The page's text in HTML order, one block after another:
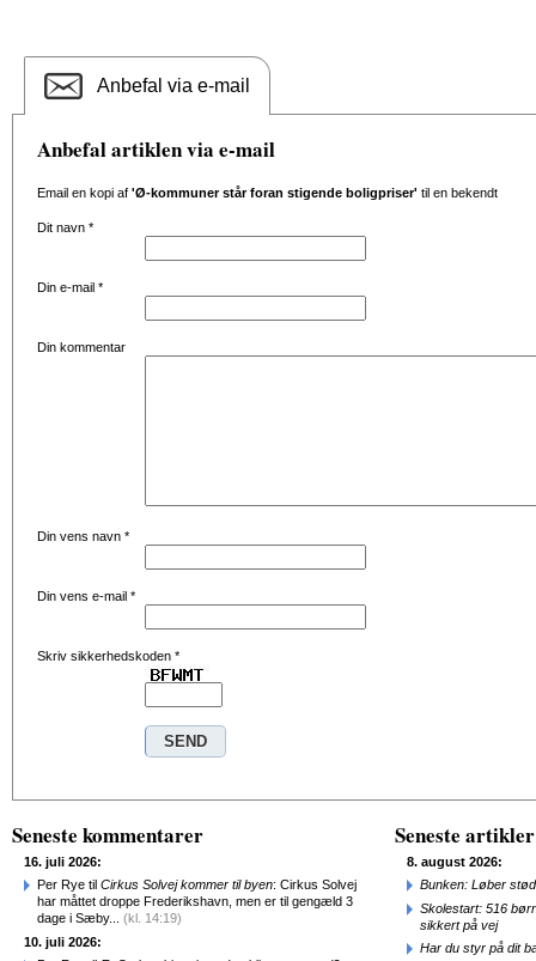
Anbefal via e-mail
Anbefal artiklen via e-mail
Email en kopi af 'Ø-kommuner står foran stigende boligpriser' til en bekendt
Dit navn *
Din e-mail *
Din kommentar
Din vens navn *
Din vens e-mail *
Skriv sikkerhedskoden *
Seneste kommentarer
16. juli 2026:
Per Rye til Cirkus Solvej kommer til byen: Cirkus Solvej
har måttet droppe Frederikshavn, men er til gengæld 3
dage i Sæby... (kl. 14:19)
10. juli 2026:
Seneste artikler
8. august 2026:
Bunken: Løber
Skolestart: 516
sikkert på vej
Har du styr på dit